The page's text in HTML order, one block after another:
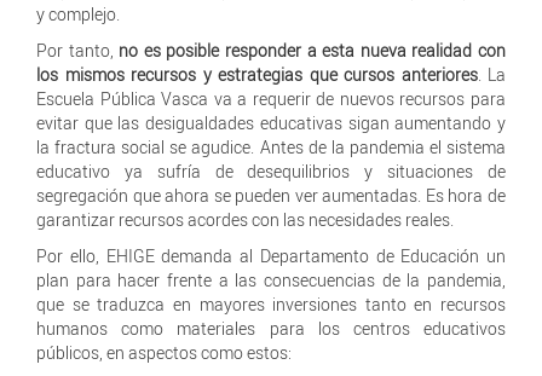
y complejo.
Por tanto, no es posible responder a esta nueva realidad con
los mismos recursos y estrategias que cursos anteriores. La
Escuela Pública Vasca va a requerir de nuevos recursos para
evitar que las desigualdades educativas sigan aumentando y
la fractura social se agudice. Antes de la pandemia el sistema
educativo ya sufría de desequilibrios y situaciones de
segregación que ahora se pueden ver aumentadas. Es hora de
garantizar recursos acordes con las necesidades reales.
Por ello, EHIGE demanda al Departamento de Educación un
plan para hacer frente a las consecuencias de la pandemia,
que se traduzca en mayores inversiones tanto en recursos
humanos como materiales para los centros educativos
públicos, en aspectos como estos: